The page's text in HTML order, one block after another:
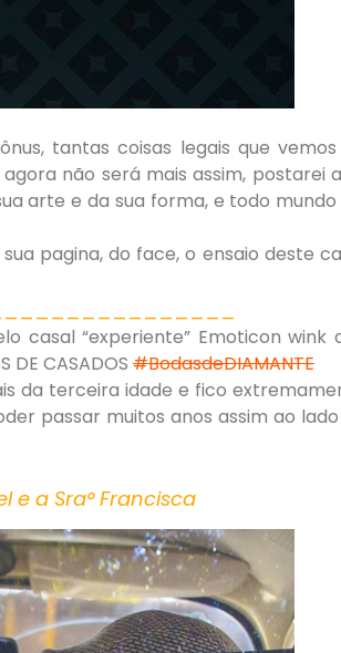
tantas coisas legais que
não será mais assim, postarei
arte e da sua forma, e todo mundo
pagina, do face, o ensaio deste
casal “experiente” Emoticon wink
CASADOS ‪#‎BodasdeDIAMANTE‬
da terceira idade e fico
passar muitos anos assim ao
e a Sra° Francisca